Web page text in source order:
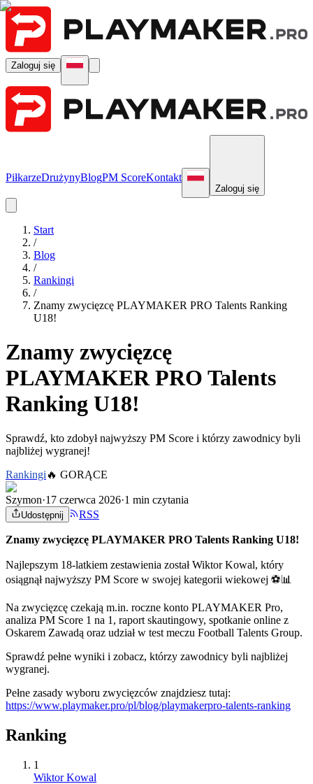
Zaloguj się
PiłkarzeDrużynyBlogPM ScoreKontakt
Zaloguj się
Start
/
Blog
/
Rankingi
/
Znamy zwycięzcę PLAYMAKER PRO Talents Ranking
U18!
Znamy zwycięzcę
PLAYMAKER PRO Talents
Ranking U18!
Sprawdź, kto zdobył najwyższy PM Score i którzy zawodnicy byli
najbliżej wygranej!
Rankingi 🔥 GORĄCE
Szymon·17 czerwca 2026·1 min czytania
Udostępnij RSS
Znamy zwycięzcę PLAYMAKER PRO Talents Ranking U18!
Najlepszym 18-latkiem zestawienia został Wiktor Kowal, który
osiągnął najwyższy PM Score w swojej kategorii wiekowej ⚽📊
Na zwycięzcę czekają m.in. roczne konto PLAYMAKER Pro,
analiza PM Score 1 na 1, raport skautingowy, spotkanie online z
Oskarem Zawadą oraz udział w test meczu Football Talents Group.
Sprawdź pełne wyniki i zobacz, którzy zawodnicy byli najbliżej
wygranej.
Pełne zasady wyboru zwycięzców znajdziesz tutaj:
https://www.playmaker.pro/pl/blog/playmakerpro-talents-ranking
Ranking
1
Wiktor Kowal